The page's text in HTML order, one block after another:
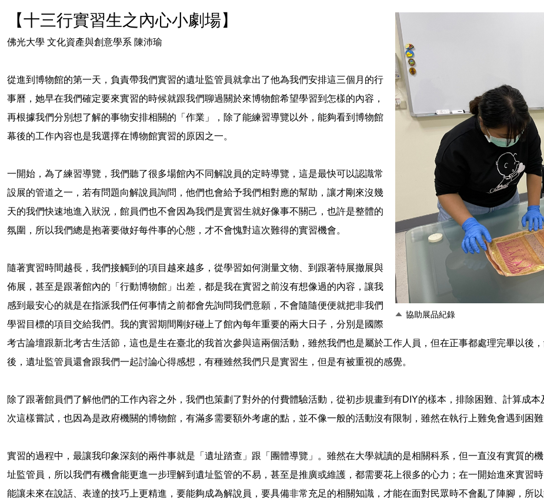
協助展品紀錄
【十三行實習生之內心小劇場】
佛光大學 文化資產與創意學系 陳沛瑜
從進到博物館的第一天，負責帶我們實習的遺址監管員就拿出了他為我們安排這三個月的行
事曆，她早在我們確定要來實習的時候就跟我們聊過關於來博物館希望學習到怎樣的內容，
再根據我們分別想了解的事物安排相關的「作業」，除了能練習導覽以外，能夠看到博物館
幕後的工作內容也是我選擇在博物館實習的原因之一。
一開始，為了練習導覽，我們聽了很多場館內不同解說員的定時導覽，這是最快可以認識常
設展的管道之一，若有問題向解說員詢問，他們也會給予我們相對應的幫助，讓才剛來沒幾
天的我們快速地進入狀況，館員們也不會因為我們是實習生就好像事不關己，也許是整體的
氛圍，所以我們總是抱著要做好每件事的心態，才不會愧對這次難得的實習機會。
隨著實習時間越長，我們接觸到的項目越來越多，從學習如何測量文物、到跟著特展撤展與
佈展，甚至是跟著館內的「行動博物館」出差，都是我在實習之前沒有想像過的內容，讓我
感到最安心的就是在指派我們任何事情之前都會先詢問我們意願，不會隨隨便便就把非我們
學習目標的項目交給我們。我的實習期間剛好碰上了館內每年重要的兩大日子，分別是國際
考古論壇跟新北考古生活節，這也是生在臺北的我首次參與這兩個活動，雖然我們也是屬於工作人員，但在正事都處理完畢以後
後，遺址監管員還會跟我們一起討論心得感想，有種雖然我們只是實習生，但是有被重視的感覺。
除了跟著館員們了解他們的工作內容之外，我們也策劃了對外的付費體驗活動，從初步規畫到有DIY的樣本，排除困難、計算成
次這樣嘗試，也因為是政府機關的博物館，有滿多需要額外考慮的點，並不像一般的活動沒有限制，雖然在執行上難免會遇到困
實習的過程中，最讓我印象深刻的兩件事就是「遺址踏查」跟「團體導覽」。雖然在大學就讀的是相關科系，但一直沒有實質的
址監管員，所以我們有機會能更進一步理解到遺址監管的不易，甚至是推廣或維護，都需要花上很多的心力；在一開始進來實習
能讓未來在說話、表達的技巧上更精進，要能夠成為解說員，要具備非常充足的相關知識，才能在面對民眾時不會亂了陣腳，所